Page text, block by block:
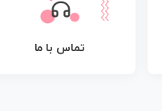
تماس با ما